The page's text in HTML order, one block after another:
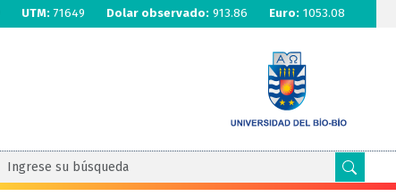
UTM: 71649 Dolar observado: 913.86 Euro: 1053.08